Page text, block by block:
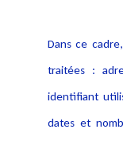
Dans ce
traitées :
identifiant
dates et